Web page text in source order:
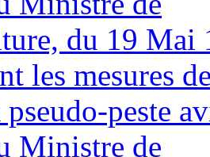
du 19 Mai
les mesures
peste
Ministre de